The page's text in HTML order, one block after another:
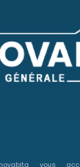
vous